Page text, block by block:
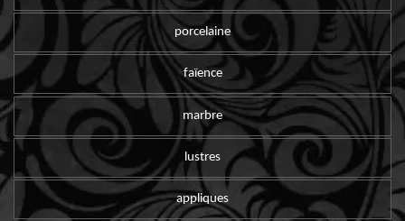
porcelaine
faïence
marbre
lustres
appliques